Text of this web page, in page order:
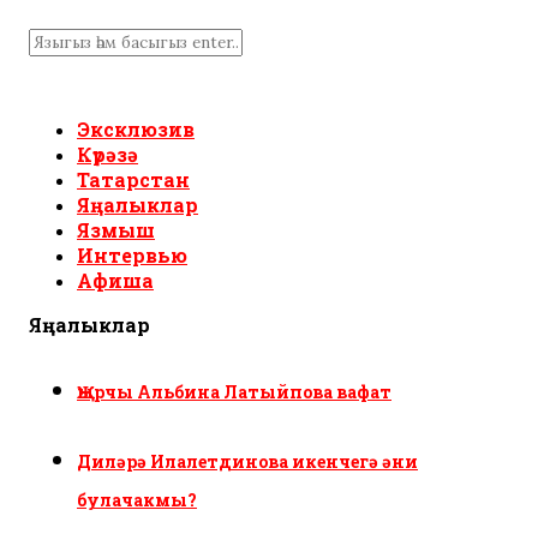
Эксклюзив
Күрәзә
Татарстан
Яңалыклар
Язмыш
Интервью
Афиша
Яңалыклар
Җырчы Альбина Латыйпова вафат
Диләрә Илалетдинова икенчегә әни
булачакмы?